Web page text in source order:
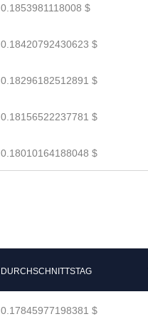
0.1853981118008 $
0.18420792430623 $
0.18296182512891 $
0.18156522237781 $
0.18010164188048 $
DURCHSCHNITTSTAG
0.17845977198381 $